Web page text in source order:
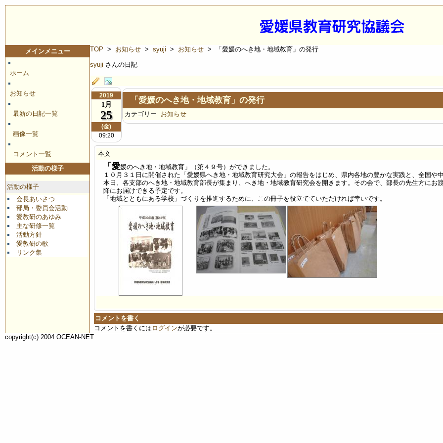
メインメニュー
ホーム
お知らせ
最新の日記一覧
画像一覧
コメント一覧
活動の様子
活動の様子
会長あいさつ
部局・委員会活動
愛教研のあゆみ
主な研修一覧
活動方針
愛教研の歌
リンク集
TOP > お知らせ > syuji > お知らせ > 「愛媛のへき地・地域教育」の発行
syuji さんの日記
2019
1月
25
(金)
09:20
「愛媛のへき地・地域教育」の発行
カテゴリー お知らせ
本文
「愛媛のへき地・地域教育」（第４９号）ができました。
１０月３１日に開催された「愛媛県へき地・地域教育研究大会」の報告をはじめ、県内各地の豊かな実践と、全国や
本日、各支部のへき地・地域教育部長が集まり、へき地・地域教育研究会を開きます。その会で、部長の先生方に
降にお届けできる予定です。
「地域とともにある学校」づくりを推進するために、この冊子を役立てていただければ幸いです。
コメントを書く
コメントを書くには ログインが必要です。
copyright(c) 2004 OCEAN-NET